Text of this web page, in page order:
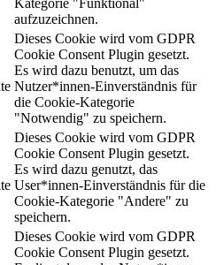
aufzuzeichnen.
Dieses Cookie wird vom GDPR
Cookie Consent Plugin gesetzt.
Es wird dazu benutzt, um das
Nutzer*innen-Einverständnis für
die Cookie-Kategorie
"Notwendig" zu speichern.
Dieses Cookie wird vom GDPR
Cookie Consent Plugin gesetzt.
Es wird dazu genutzt, das
User*innen-Einverständnis für die
Cookie-Kategorie "Andere" zu
speichern.
Dieses Cookie wird vom GDPR
Cookie Consent Plugin gesetzt.